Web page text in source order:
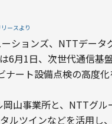
ースより
ションズ、NTTデータ
6月1日、次世代通信基
ート設備点検の高度
山事業所と、NTTグル
ルツインなどを活用し